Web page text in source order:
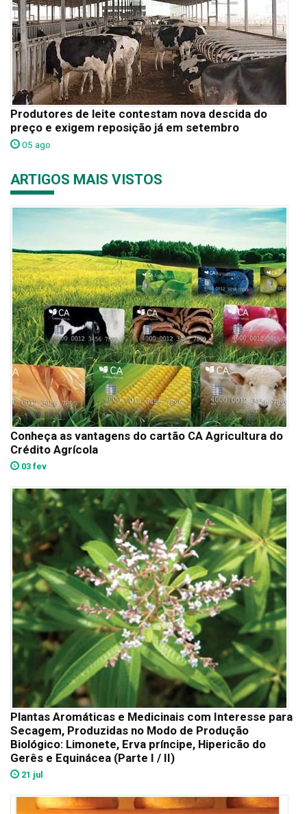
Produtores de leite contestam nova descida do
preço e exigem reposição já em setembro
05 ago
ARTIGOS MAIS VISTOS
Conheça as vantagens do cartão CA Agricultura do
Crédito Agrícola
03 fev
Plantas Aromáticas e Medicinais com Interesse para
Secagem, Produzidas no Modo de Produção
Biológico: Limonete, Erva príncipe, Hipericão do
Gerês e Equinácea (Parte I / II)
21 jul